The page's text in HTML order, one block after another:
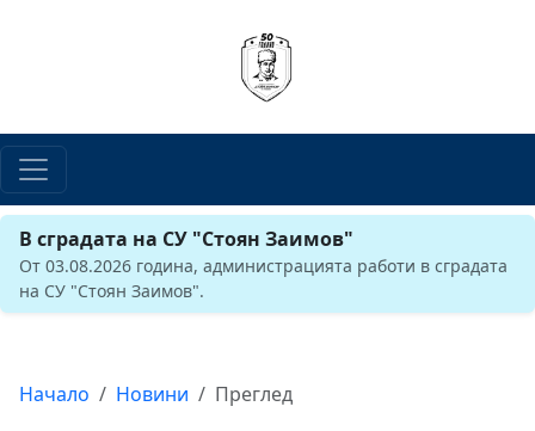
В сградата на СУ "Стоян Заимов"
От 03.08.2026 година, администрацията работи в сградата
на СУ "Стоян Заимов".
Начало Новини Преглед